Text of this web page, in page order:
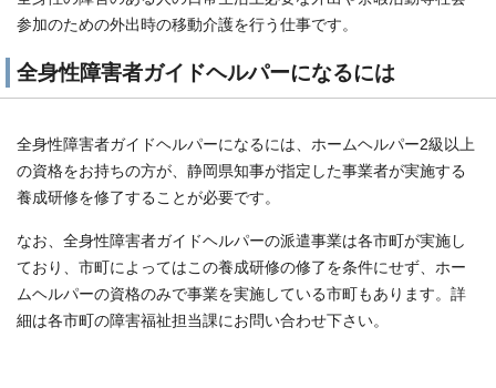
参加のための外出時の移動介護を行う仕事です。
全身性障害者ガイドヘルパーになるには
全身性障害者ガイドヘルパーになるには、ホームヘルパー2級以上
の資格をお持ちの方が、静岡県知事が指定した事業者が実施する
養成研修を修了することが必要です。
なお、全身性障害者ガイドヘルパーの派遣事業は各市町が実施し
ており、市町によってはこの養成研修の修了を条件にせず、ホー
ムヘルパーの資格のみで事業を実施している市町もあります。詳
細は各市町の障害福祉担当課にお問い合わせ下さい。